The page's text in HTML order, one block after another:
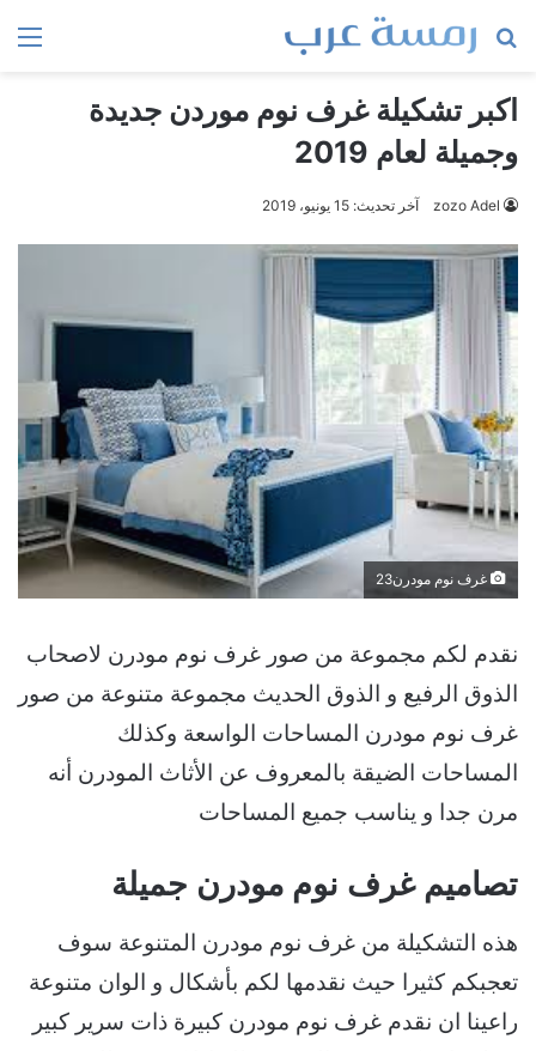
بحث
اكبر تشكيلة غرف نوم موردن جديدة
وجميلة لعام 2019
zozo Adel آخر تحديث: 15 يونيو، 2019
غرف نوم مودرن23
نقدم لكم مجموعة من صور غرف نوم مودرن لاصحاب
الذوق الرفيع و الذوق الحديث مجموعة متنوعة من صور
غرف نوم مودرن المساحات الواسعة وكذلك
المساحات الضيقة بالمعروف عن الأثاث المودرن أنه
مرن جدا و يناسب جميع المساحات
تصاميم غرف نوم مودرن جميلة
هذه التشكيلة من غرف نوم مودرن المتنوعة سوف
تعجبكم كثيرا حيث نقدمها لكم بأشكال و الوان متنوعة
راعينا ان نقدم غرف نوم مودرن كبيرة ذات سرير كبير